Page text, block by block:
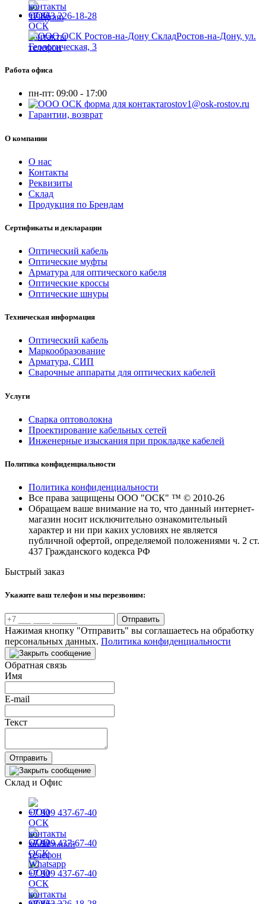
+7 863 226-18-28
Ростов-на-Дону, ул.
Геологическая, 3
Работа офиса
пн-пт: 09:00 - 17:00
rostov1@osk-rostov.ru
Гарантии, возврат
О компании
О нас
Контакты
Реквизиты
Склад
Продукция по Брендам
Сертификаты и декларации
Оптический кабель
Оптические муфты
Арматура для оптического кабеля
Оптические кроссы
Оптические шнуры
Техническая информация
Оптический кабель
Маркообразование
Арматура, СИП
Сварочные аппараты для оптических кабелей
Услуги
Сварка оптоволокна
Проектирование кабельных сетей
Инженерные изыскания при прокладке кабелей
Политика конфиденциальности
Политика конфиденциальности
Все права защищены ООО "ОСК" ™ © 2010-26
Обращаем ваше внимание на то, что данный интернет-
магазин носит исключительно ознакомительный
характер и ни при каких условиях не является
публичной офертой, определяемой положениями ч. 2 ст.
437 Гражданского кодекса РФ
Быстрый заказ
Укажите ваш телефон и мы перезвоним:
Отправить
Нажимая кнопку "Отправить" вы соглашаетесь на обработку
персональных данных. Политика конфиденциальности
Обратная связь
Имя
E-mail
Текст
Отправить
Склад и Офис
+7 909 437-67-40
+7 909 437-67-40
+7 909 437-67-40